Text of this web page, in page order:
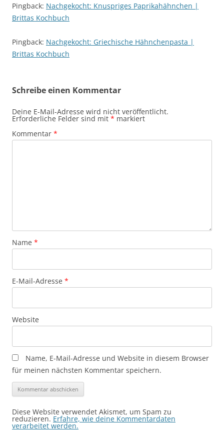
Pingback: Nachgekocht: Knuspriges Paprikahähnchen |
Brittas Kochbuch
Pingback: Nachgekocht: Griechische Hähnchenpasta |
Brittas Kochbuch
Schreibe einen Kommentar
Deine E-Mail-Adresse wird nicht veröffentlicht.
Erforderliche Felder sind mit * markiert
Kommentar *
Name *
E-Mail-Adresse *
Website
Name, E-Mail-Adresse und Website in diesem Browser
für meinen nächsten Kommentar speichern.
Diese Website verwendet Akismet, um Spam zu
reduzieren. Erfahre, wie deine Kommentardaten
verarbeitet werden.